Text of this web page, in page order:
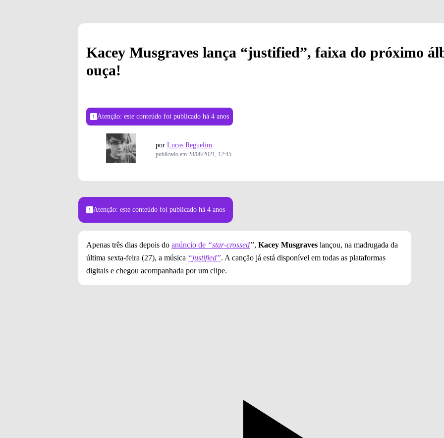
Kacey Musgraves lança “justified”, faixa do próximo
ouça!
Atenção: este conteúdo foi publicado há 4 anos
por Lucas Reguelim
publicado em 28/08/2021, 12:45
Atenção: este conteúdo foi publicado há 4 anos
Apenas três dias depois do anúncio de “star-crossed”, Kacey Musgraves lançou, na madrugada da
última sexta-feira (27), a música “justified”. A canção já está disponível em todas as plataformas
digitais e chegou acompanhada por um clipe.